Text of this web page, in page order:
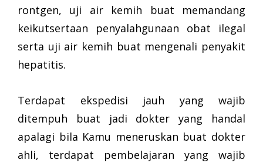
rontgen, uji air kemih buat memandang
keikutsertaan penyalahgunaan obat ilegal
serta uji air kemih buat mengenali penyakit
hepatitis.
Terdapat ekspedisi jauh yang wajib
ditempuh buat jadi dokter yang handal
apalagi bila Kamu meneruskan buat dokter
ahli, terdapat pembelajaran yang wajib